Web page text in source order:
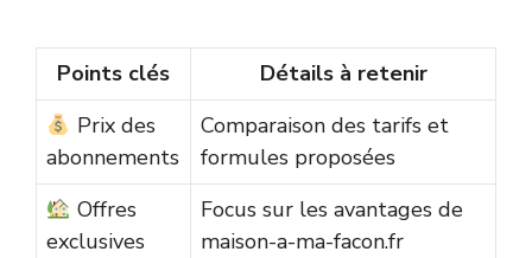
Points clés
Détails à retenir
Prix des
abonnements
Comparaison des tarifs et
formules proposées
Offres
exclusives
Focus sur les avantages de
maison-a-ma-facon.fr